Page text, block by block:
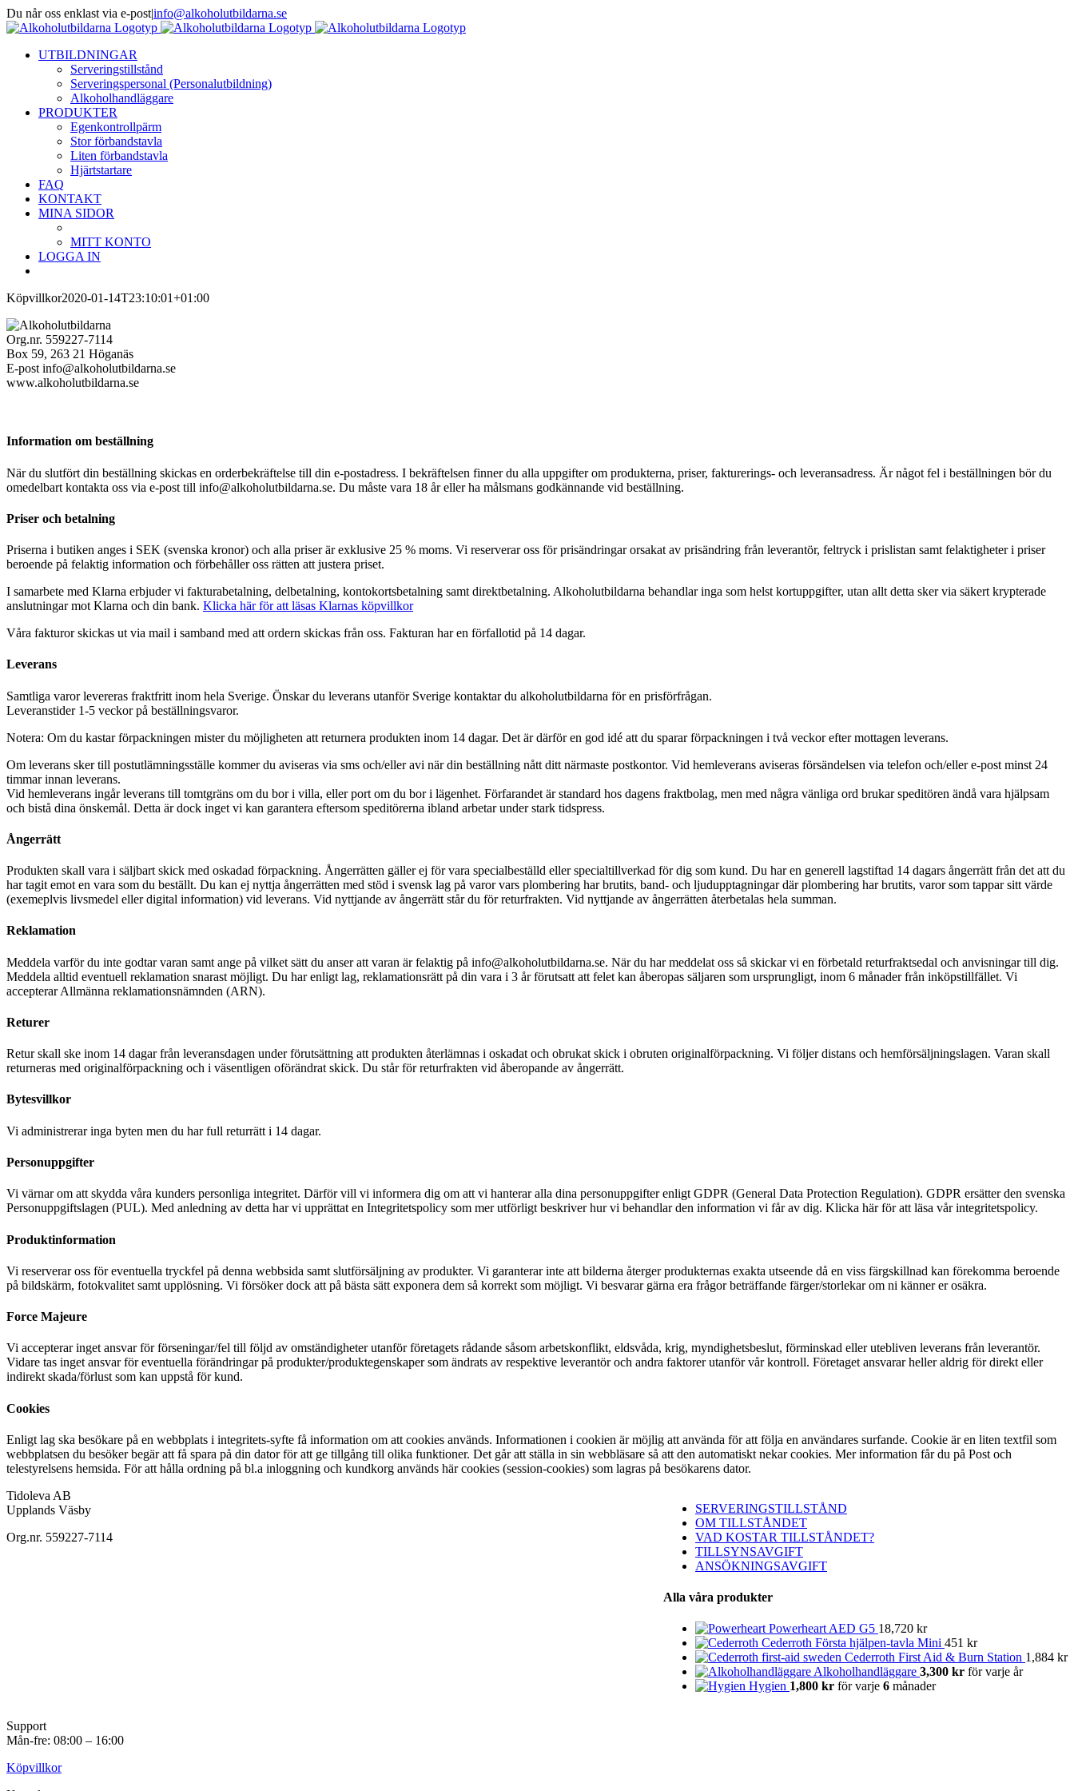
Fortsätt
till
Du når oss enklast via e-post|info@alkoholutbildarna.se
Facebook
X
UTBILDNINGAR
Serveringstillstånd
Serveringspersonal (Personalutbildning)
Alkoholhandläggare
PRODUKTER
Egenkontrollpärm
Stor förbandstavla
Liten förbandstavla
Hjärtstartare
FAQ
KONTAKT
MINA SIDOR
MITT KONTO
LOGGA IN
Köpvillkor2020-01-14T23:10:01+01:00
Org.nr. 559227-7114
Box 59, 263 21 Höganäs
E-post info@alkoholutbildarna.se
www.alkoholutbildarna.se
Information om beställning
När du slutfört din beställning skickas en orderbekräftelse till din e-postadress. I bekräftelsen finner du alla uppgifter om produkterna, priser, fakturerings- och leveransadress. Är något fel i beställningen bör du
omedelbart kontakta oss via e-post till info@alkoholutbildarna.se. Du måste vara 18 år eller ha målsmans godkännande vid beställning.
Priser och betalning
Priserna i butiken anges i SEK (svenska kronor) och alla priser är exklusive 25 % moms. Vi reserverar oss för prisändringar orsakat av prisändring från leverantör, feltryck i prislistan samt felaktigheter i priser
beroende på felaktig information och förbehåller oss rätten att justera priset.
I samarbete med Klarna erbjuder vi fakturabetalning, delbetalning, kontokortsbetalning samt direktbetalning. Alkoholutbildarna behandlar inga som helst kortuppgifter, utan allt detta sker via säkert krypterade
anslutningar mot Klarna och din bank. Klicka här för att läsas Klarnas köpvillkor
Våra fakturor skickas ut via mail i samband med att ordern skickas från oss. Fakturan har en förfallotid på 14 dagar.
Leverans
Samtliga varor levereras fraktfritt inom hela Sverige. Önskar du leverans utanför Sverige kontaktar du alkoholutbildarna för en prisförfrågan.
Leveranstider 1-5 veckor på beställningsvaror.
Notera: Om du kastar förpackningen mister du möjligheten att returnera produkten inom 14 dagar. Det är därför en god idé att du sparar förpackningen i två veckor efter mottagen leverans.
Om leverans sker till postutlämningsställe kommer du aviseras via sms och/eller avi när din beställning nått ditt närmaste postkontor. Vid hemleverans aviseras försändelsen via telefon och/eller e-post minst 24
timmar innan leverans.
Vid hemleverans ingår leverans till tomtgräns om du bor i villa, eller port om du bor i lägenhet. Förfarandet är standard hos dagens fraktbolag, men med några vänliga ord brukar speditören ändå vara hjälpsam
och bistå dina önskemål. Detta är dock inget vi kan garantera eftersom speditörerna ibland arbetar under stark tidspress.
Ångerrätt
Produkten skall vara i säljbart skick med oskadad förpackning. Ångerrätten gäller ej för vara specialbeställd eller specialtillverkad för dig som kund. Du har en generell lagstiftad 14 dagars ångerrätt från det att du
har tagit emot en vara som du beställt. Du kan ej nyttja ångerrätten med stöd i svensk lag på varor vars plombering har brutits, band- och ljudupptagningar där plombering har brutits, varor som tappar sitt värde
(exemeplvis livsmedel eller digital information) vid leverans. Vid nyttjande av ångerrätt står du för returfrakten. Vid nyttjande av ångerrätten återbetalas hela summan.
Reklamation
Meddela varför du inte godtar varan samt ange på vilket sätt du anser att varan är felaktig på info@alkoholutbildarna.se. När du har meddelat oss så skickar vi en förbetald returfraktsedal och anvisningar till dig.
Meddela alltid eventuell reklamation snarast möjligt. Du har enligt lag, reklamationsrätt på din vara i 3 år förutsatt att felet kan åberopas säljaren som ursprungligt, inom 6 månader från inköpstillfället. Vi
accepterar Allmänna reklamationsnämnden (ARN).
Returer
Retur skall ske inom 14 dagar från leveransdagen under förutsättning att produkten återlämnas i oskadat och obrukat skick i obruten originalförpackning. Vi följer distans och hemförsäljningslagen. Varan skall
returneras med originalförpackning och i väsentligen oförändrat skick. Du står för returfrakten vid åberopande av ångerrätt.
Bytesvillkor
Vi administrerar inga byten men du har full returrätt i 14 dagar.
Personuppgifter
Vi värnar om att skydda våra kunders personliga integritet. Därför vill vi informera dig om att vi hanterar alla dina personuppgifter enligt GDPR (General Data Protection Regulation). GDPR ersätter den svenska
Personuppgiftslagen (PUL). Med anledning av detta har vi upprättat en Integritetspolicy som mer utförligt beskriver hur vi behandlar den information vi får av dig. Klicka här för att läsa vår integritetspolicy.
Produktinformation
Vi reserverar oss för eventuella tryckfel på denna webbsida samt slutförsäljning av produkter. Vi garanterar inte att bilderna återger produkternas exakta utseende då en viss färgskillnad kan förekomma beroende
på bildskärm, fotokvalitet samt upplösning. Vi försöker dock att på bästa sätt exponera dem så korrekt som möjligt. Vi besvarar gärna era frågor beträffande färger/storlekar om ni känner er osäkra.
Force Majeure
Vi accepterar inget ansvar för förseningar/fel till följd av omständigheter utanför företagets rådande såsom arbetskonflikt, eldsvåda, krig, myndighetsbeslut, förminskad eller utebliven leverans från leverantör.
Vidare tas inget ansvar för eventuella förändringar på produkter/produktegenskaper som ändrats av respektive leverantör och andra faktorer utanför vår kontroll. Företaget ansvarar heller aldrig för direkt eller
indirekt skada/förlust som kan uppstå för kund.
Cookies
Enligt lag ska besökare på en webbplats i integritets-syfte få information om att cookies används. Informationen i cookien är möjlig att använda för att följa en användares surfande. Cookie är en liten textfil som
webbplatsen du besöker begär att få spara på din dator för att ge tillgång till olika funktioner. Det går att ställa in sin webbläsare så att den automatiskt nekar cookies. Mer information får du på Post och
telestyrelsens hemsida. För att hålla ordning på bl.a inloggning och kundkorg används här cookies (session-cookies) som lagras på besökarens dator.
SERVERINGSTILLSTÅND
OM TILLSTÅNDET
VAD KOSTAR TILLSTÅNDET?
TILLSYNSAVGIFT
ANSÖKNINGSAVGIFT
Alla våra produkter
Powerheart AED G5 18,720 kr
Cederroth Första hjälpen-tavla Mini 451 kr
Cederroth First Aid & Burn Station 1,884 kr
Alkoholhandläggare 3,300 kr för varje år
Hygien 1,800 kr för varje 6 månader
Tidoleva AB
Upplands Väsby
Org.nr. 559227-7114
Support
Mån-fre: 08:00 – 16:00
Köpvillkor